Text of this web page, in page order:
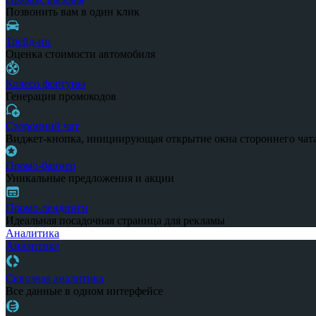
Позвонить вам в один клик
Трейд-ин
Оценка стоимости автомобиля
Колесо фортуны
Генерация промокодов
Сторонний чат
Виджет-кнопка, инициирующая открытие окна стороннего
Промо-баннер
Уникальные предложения и акции
Промо-лендинги
Идеальная посадочная страница для рекламы
Аналитика
Аналитика
Сквозная аналитика
Все данные в одном интерфейсе